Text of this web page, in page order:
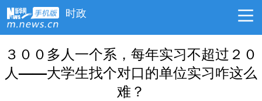
时政
３００多人一个系，每年实习不超过２０
人——大学生找个对口的单位实习咋这么
难？